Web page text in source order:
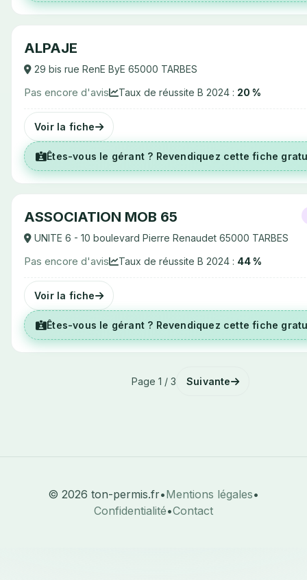
ALPAJE
29 bis rue RenE ByE 65000 TARBES
Pas encore d'avis Taux de réussite B 2024 : 20 %
Voir la fiche
Êtes-vous le gérant ? Revendiquez cette fiche
ASSOCIATION MOB 65
UNITE 6 - 10 boulevard Pierre Renaudet 65000 TARBES
Pas encore d'avis Taux de réussite B 2024 : 44 %
Voir la fiche
Êtes-vous le gérant ? Revendiquez cette fiche
Page 1 / 3 Suivante
© 2026 ton-permis.fr•Mentions légales•
Confidentialité•Contact